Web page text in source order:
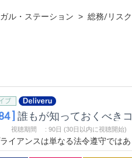
ル・ステーション > 総務/リス
]誰もが知っておくべきコ
視聴期間 : 90日 (30日以内に視聴開始)
イアンスは単なる法令遵守では
本質と実践的なアプローチを、